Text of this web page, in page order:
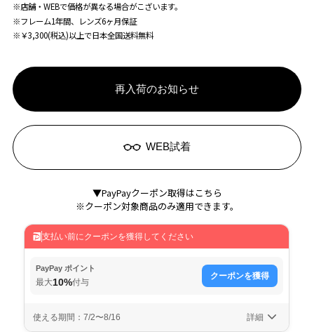
※店舗・WEBで価格が異なる場合がこざいます。
※フレーム1年間、レンズ6ヶ月保証
※￥3,300(税込)以上で日本全国送料無料
再入荷のお知らせ
WEB試着
▼PayPayクーポン取得はこちら
※クーポン対象商品のみ適用できます。